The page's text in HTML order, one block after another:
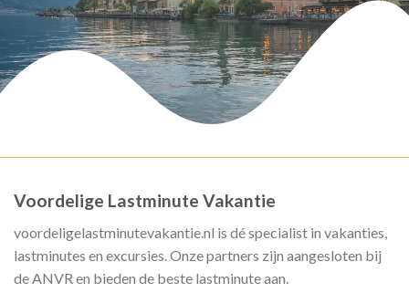
Voordelige Lastminute Vakantie
voordeligelastminutevakantie.nl is dé specialist in vakanties,
lastminutes en excursies. Onze partners zijn aangesloten bij
de ANVR en bieden de beste lastminute aan.